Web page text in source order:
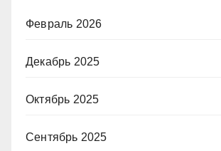
Февраль 2026
Декабрь 2025
Октябрь 2025
Сентябрь 2025